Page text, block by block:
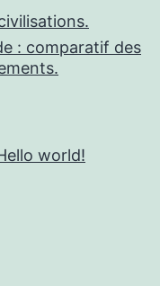
: comparatif des
world!